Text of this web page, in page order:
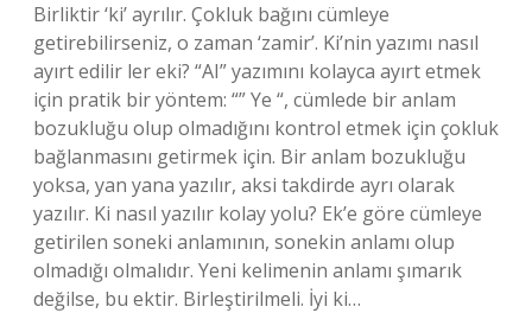
Birliktir ‘ki’ ayrılır. Çokluk bağını cümleye
getirebilirseniz, o zaman ‘zamir’. Ki’nin yazımı nasıl
ayırt edilir ler eki? “AI” yazımını kolayca ayırt etmek
için pratik bir yöntem: “” Ye “, cümlede bir anlam
bozukluğu olup olmadığını kontrol etmek için çokluk
bağlanmasını getirmek için. Bir anlam bozukluğu
yoksa, yan yana yazılır, aksi takdirde ayrı olarak
yazılır. Ki nasıl yazılır kolay yolu? Ek’e göre cümleye
getirilen soneki anlamının, sonekin anlamı olup
olmadığı olmalıdır. Yeni kelimenin anlamı şımarık
değilse, bu ektir. Birleştirilmeli. İyi ki…